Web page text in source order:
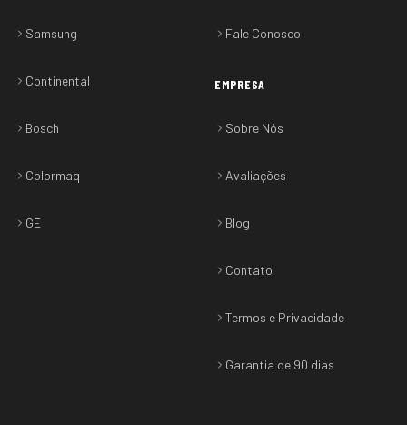
Samsung
Continental
Bosch
Colormaq
GE
Fale Conosco
EMPRESA
Sobre Nós
Avaliações
Blog
Contato
Termos e Privacidade
Garantia de 90 dias